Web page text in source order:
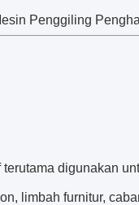
Penggiling
digunakan
limbah furnitur,